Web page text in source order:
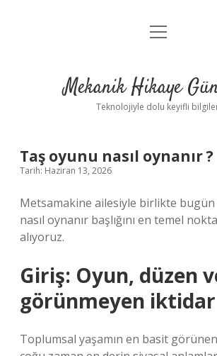
Anasayfa
Yasal Uyarı
menüyü
Mekanik Hikaye
Teknolojiyle dolu keyifli
Taş oyunu nasıl oynanır ?
Tarih: Haziran 13, 2026
Metsamakine ailesiyle birlikte
nasıl oynanır başlığını en temel
alıyoruz.
Giriş: Oyun, düzen
görünmeyen iktidar
Toplumsal yaşamın en basit